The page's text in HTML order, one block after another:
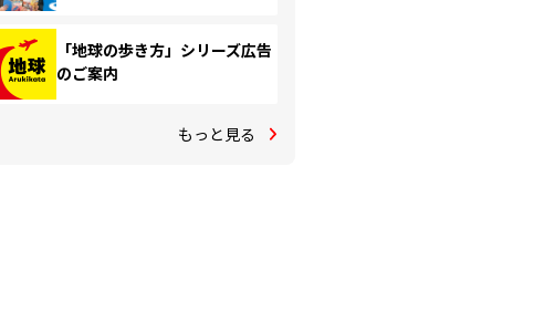
「地球の歩き方」シリーズ広告
のご案内
もっと見る